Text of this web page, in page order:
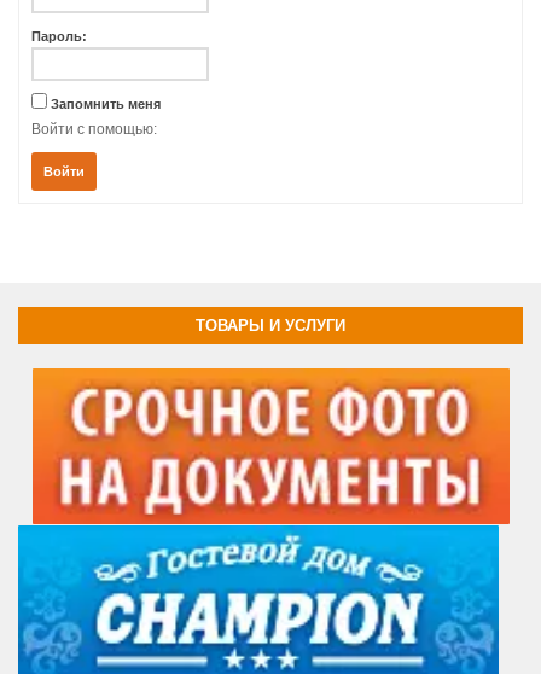
Пароль:
Запомнить меня
Войти с помощью:
Войти
ТОВАРЫ И УСЛУГИ